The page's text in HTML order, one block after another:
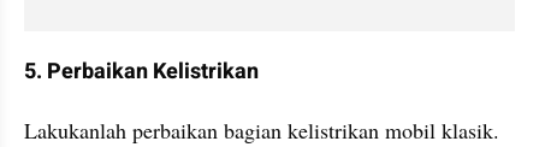
5. Perbaikan Kelistrikan
Lakukanlah perbaikan bagian kelistrikan mobil klasik.